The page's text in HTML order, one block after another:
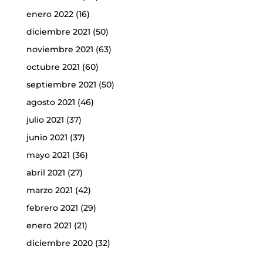
enero 2022(16)
diciembre 2021 (50)
noviembre 2021 (63)
octubre 2021 (60)
septiembre 2021 (50)
agosto 2021 (46)
julio 2021 (37)
junio 2021 (37)
mayo 2021 (36)
abril 2021 (27)
marzo 2021 (42)
febrero 2021 (29)
enero 2021 (21)
diciembre 2020(32)